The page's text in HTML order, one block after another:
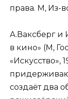
права. М, Из-
А.Ваксберг и
в кино» (М,
«Искусство»,
создаёт два